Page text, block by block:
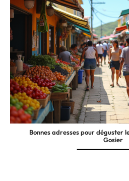
Bonnes adresses pour déguster
Gosier